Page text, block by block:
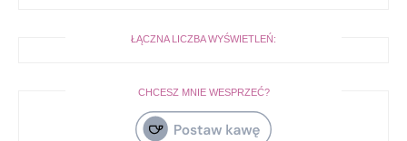
ŁĄCZNA LICZBA WYŚWIETLEŃ:
CHCESZ MNIE WESPRZEĆ?